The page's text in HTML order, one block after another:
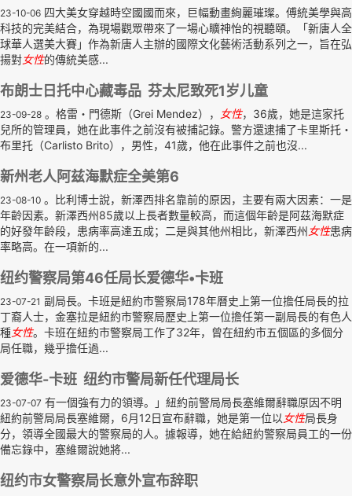
23-10-06 四大美女穿越時空國國而來，巨幅動畫絢麗璀璨。傅統美學與高
科技的完美結合，為現場觀眾帶來了一場心矌神怡的視聽頤。「新唐人全
球華人選美大賽」作為新唐人主辦的國際文化藝術活動系列之一，旨在弘
揚對女性的傳統美感...
布朗士日托中心藏毒品 芬太尼致死1岁儿童
23-09-28 。格雷・門德斯（Grei Mendez）， 女性，36歲，她是這家托
兒所的管理員，她在此事件之前沒有被捕記錄。警方還逮捕了卡里斯托・
布里托（Carlisto Brito），男性，41歲，他在此事件之前也沒...
新州老人阿兹海默症全美第6
23-08-10 。比利博士說，新澤西排名靠前的原因，主要有兩大因素：一是
年齡因素。新澤西州85歲以上長者數量較高，而這個年齡是阿茲海默症
的好發年齡段，患病率高達五成；二是與其他州相比，新澤西州女性患病
率略高。在一項新的...
纽约警察局第46任局长爱德华•卡班
23-07-21 副局長。卡班是紐約市警察局178年曆史上第一位擔任局長的拉
丁裔人士，金塞拉是紐約市警察局歷史上第一位擔任第一副局長的有色人
種女性。卡班在紐約市警察局工作了32年，曾在紐約市五個區的多個分
局任職，幾乎擔任過...
爱德华-卡班 纽约市警局新任代理局长
23-07-07 有一個強有力的領導。」紐約前警局局長塞維爾辭職原因不明
紐約前警局局長塞維爾，6月12日宣布辭職，她是第一位以 女性局長身
分，領導全國最大的警察局的人。據報導，她在給紐約警察局員工的一份
備忘錄中，塞維爾說她將...
纽约市女警察局长意外宣布辞职